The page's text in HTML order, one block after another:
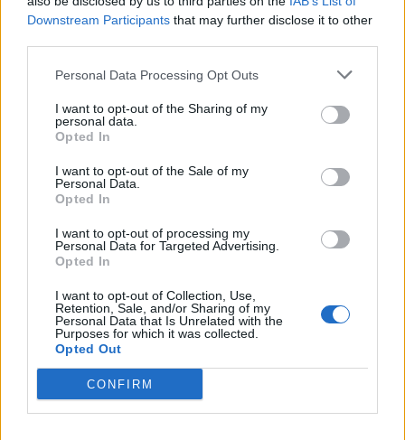
Downstream Participants that may further disclose it to other
Personal Data Processing Opt Outs
I want to opt-out of the Sharing of my
personal data.
Opted In
I want to opt-out of the Sale of my
Personal Data.
Opted In
I want to opt-out of processing my
Personal Data for Targeted Advertising.
Opted In
I want to opt-out of Collection, Use,
Retention, Sale, and/or Sharing of my
Personal Data that Is Unrelated with the
Purposes for which it was collected.
Opted Out
CONFIRM
BÅSTAD 2026-08-07 KL. 13:00
Ulf Kristersson
överraskade
Båstadborna på
torget
Statsministern mötte väljare,
poserade för bilder och
avslöjade sin gamla dröm
om att få spela tennis i
BÅSTAD 2026-08-07 KL. 06:00
”Vi har inte kastat
in handduken –
Båstad Ridklubbs
ordförande Kenneth
läget i föreningen.